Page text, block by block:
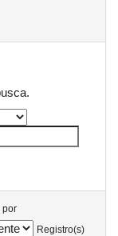
por
Registro(s)